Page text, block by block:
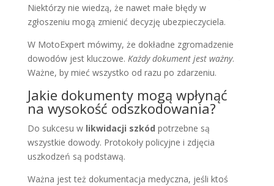
Niektórzy nie wiedzą, że nawet małe błędy w
zgłoszeniu mogą zmienić decyzję ubezpieczyciela.
W MotoExpert mówimy, że dokładne zgromadzenie
dowodów jest kluczowe. Każdy dokument jest ważny.
Ważne, by mieć wszystko od razu po zdarzeniu.
Jakie dokumenty mogą wpłynąć
na wysokość odszkodowania?
Do sukcesu w likwidacji szkód potrzebne są
wszystkie dowody. Protokoły policyjne i zdjęcia
uszkodzeń są podstawą.
Ważna jest też dokumentacja medyczna, jeśli ktoś